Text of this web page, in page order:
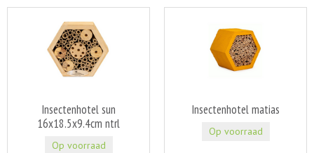
Insectenhotel sun
16x18.5x9.4cm ntrl
Op voorraad
Insectenhotel matias
Op voorraad